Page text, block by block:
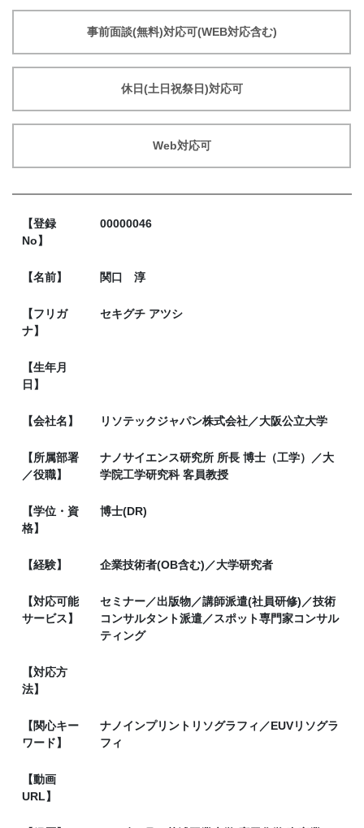
事前面談(無料)対応可(WEB対応含む)
休日(土日祝祭日)対応可
Web対応可
【登録
No】
00000046
【名前】 関口 淳
【フリガ
ナ】
セキグチ アツシ
【生年月
日】
【会社名】 リソテックジャパン株式会社／大阪公立大学
【所属部署
／役職】
ナノサイエンス研究所 所長 博士（工学）／大
学院工学研究科 客員教授
【学位・資
格】
博士(DR)
【経験】 企業技術者(OB含む)／大学研究者
【対応可能
サービス】
セミナー／出版物／講師派遣(社員研修)／技術
コンサルタント派遣／スポット専門家コンサル
ティング
【対応方
法】
【関心キー
ワード】
ナノインプリントリソグラフィ／EUVリソグラ
フィ
【動画
URL】